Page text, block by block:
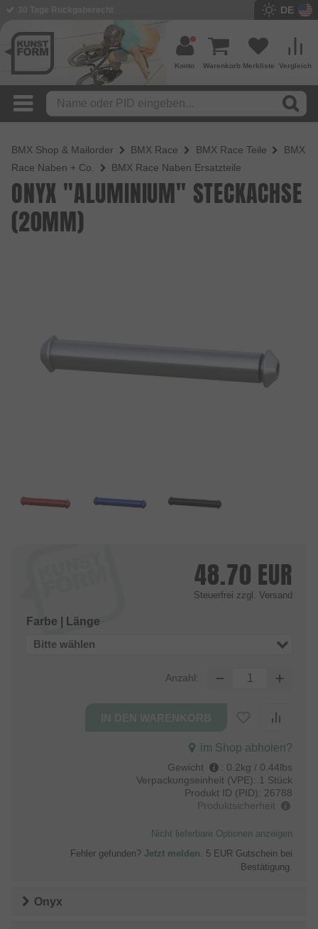
DE
Vergleich
Merkliste
Warenkorb
Konto
BMX Shop & Mailorder BMX Race BMX Race Teile
BMX
Race Naben + Co.
BMX Race Naben Ersatzteile
ONYX "ALUMINIUM" STECKACHSE
(20MM)
48.70 EUR
Steuerfrei zzgl. Versand
Farbe | Länge
Bitte wählen
Anzahl:
im Shop abholen?
Gewicht : 0.2kg / 0.44lbs
Verpackungseinheit (VPE): 1 Stück
Produkt ID (PID): 26788
Produktsicherheit
Nicht lieferbare Optionen anzeigen
Fehler gefunden? Jetzt melden . 5 EUR Gutschein bei
Bestätigung.
Onyx